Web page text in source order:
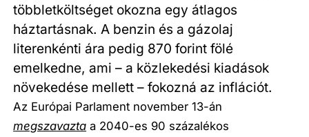
többletköltséget okozna egy átlagos
háztartásnak. A benzin és a gázolaj
literenkénti ára pedig 870 forint fölé
emelkedne, ami – a közlekedési kiadások
növekedése mellett – fokozná az inflációt.
Az Európai Parlament november 13-án
megszavazta a 2040-es 90 százalékos